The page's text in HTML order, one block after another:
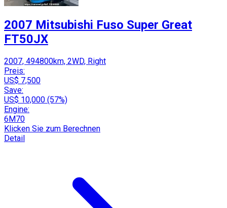
2007 Mitsubishi Fuso Super Great
FT50JX
2007, 494800km, 2WD, Right
Preis:
US$ 7,500
Save:
US$ 10,000 (57%)
Engine:
6M70
Klicken Sie zum Berechnen
Detail